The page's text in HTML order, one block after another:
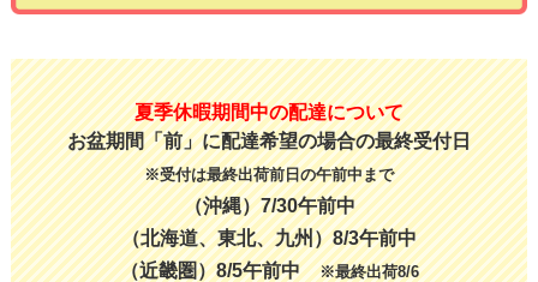
夏季休暇期間中の配達について
お盆期間「前」に配達希望の場合の最終受付日
※受付は最終出荷前日の午前中まで
（沖縄）7/30午前中
（北海道、東北、九州）8/3午前中
（近畿圏）8/5午前中※最終出荷8/6